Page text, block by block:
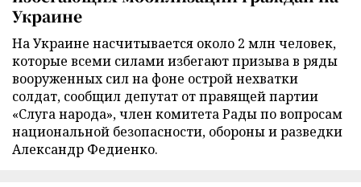
Украине
На Украине насчитывается около 2 млн человек,
которые всеми силами избегают призыва в ряды
вооруженных сил на фоне острой нехватки
солдат, сообщил депутат от правящей партии
«Слуга народа», член комитета Рады по вопросам
национальной безопасности, обороны и разведки
Александр Федиенко.